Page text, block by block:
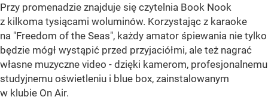
Przy promenadzie znajduje się czytelnia Book Nook
z kilkoma tysiącami woluminów. Korzystając z karaoke
na "Freedom of the Seas", każdy amator śpiewania nie tylko
będzie mógł wystąpić przed przyjaciółmi, ale też nagrać
własne muzyczne video - dzięki kamerom, profesjonalnemu
studyjnemu oświetleniu i blue box, zainstalowanym
w klubie On Air.